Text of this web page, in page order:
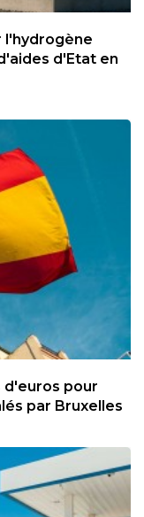
l'hydrogène
d'Etat en
d'euros pour
par Bruxelles